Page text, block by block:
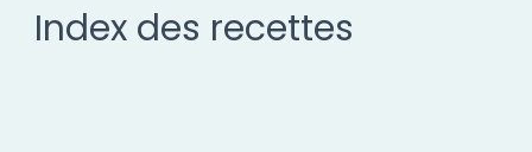
Index des recettes